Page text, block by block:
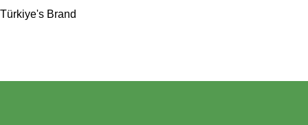
Türkiye's Brand